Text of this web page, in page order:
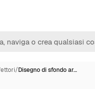
/Disegno di sfondo ar…